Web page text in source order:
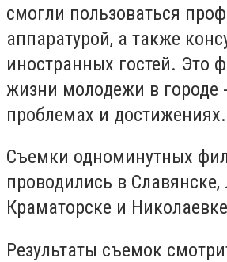
смогли пользоваться
аппаратурой, а также
иностранных гостей. Это
жизни молодежи в городе
проблемах и достижениях.
Съемки одноминутных
проводились в
Краматорске и
Результаты съемок